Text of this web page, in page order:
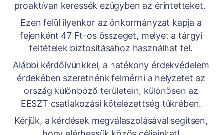
proaktívan keressék ezügyben az érintetteket.
Ezen felül ilyenkor az önkormányzat kapja a
fejenként 47 Ft-os összeget, melyet a tárgyi
feltételek biztosításához használhat fel.
Alábbi kérdőívünkkel, a hatékony érdekvédelem
érdekében szeretnénk felmérni a helyzetet az
ország különböző területein, különösen az
EESZT csatlakozási kötelezettség tükrében.
Kérjük, a kérdések megválaszolásával segítsen,